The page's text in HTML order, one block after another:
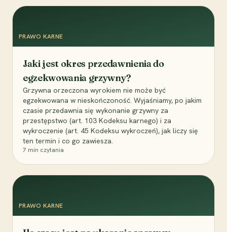
PRAWO KARNE
Jaki jest okres przedawnienia do
egzekwowania grzywny?
Grzywna orzeczona wyrokiem nie może być
egzekwowana w nieskończoność. Wyjaśniamy, po jakim
czasie przedawnia się wykonanie grzywny za
przestępstwo (art. 103 Kodeksu karnego) i za
wykroczenie (art. 45 Kodeksu wykroczeń), jak liczy się
ten termin i co go zawiesza.
7 min czytania
PRAWO KARNE